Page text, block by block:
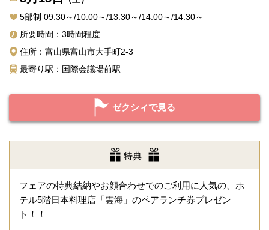
5部制 09:30～/10:00～/13:30～/14:00～/14:30～
所要時間：3時間程度
住所：富山県富山市大手町2-3
最寄り駅：国際会議場前駅
ゼクシィで見る
特典
フェアの特典結納やお顔合わせでのご利用に人気の、ホ
テル5階日本料理店「雲海」のペアランチ券プレゼン
ト！！